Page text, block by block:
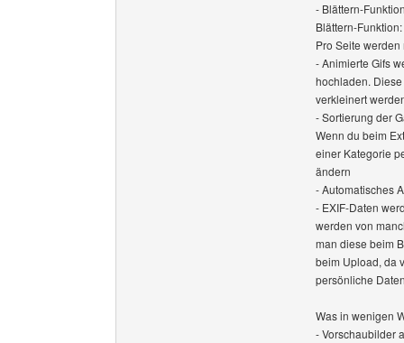
- Blättern-
Blättern-Funktion:
Pro Seite
- Animierte Gifs
hochladen.
verkleinert
- Sortierung der
Wenn du beim
einer Kategorie
ändern
- Automatisches
- EXIF-Daten
werden von
man diese beim
beim Upload, da
persönliche
Was in wenigen
- Vorschaubilder